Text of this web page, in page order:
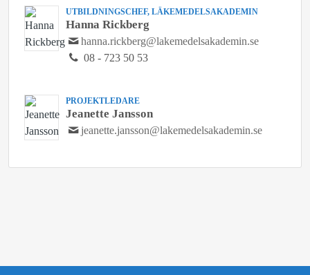
UTBILDNINGSCHEF, LÄKEMEDELSAKADEMIN
Hanna Rickberg
hanna.rickberg@lakemedelsakademin.se
08 - 723 50 53
PROJEKTLEDARE
Jeanette Jansson
jeanette.jansson@lakemedelsakademin.se